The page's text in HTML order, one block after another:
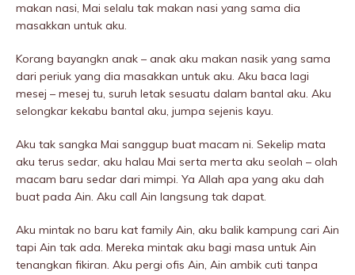
makan nasi, Mai selalu tak makan nasi yang sama dia
masakkan untuk aku.
Korang bayangkn anak – anak aku makan nasik yang sama
dari periuk yang dia masakkan untuk aku. Aku baca lagi
mesej – mesej tu, suruh letak sesuatu dalam bantal aku. Aku
selongkar kekabu bantal aku, jumpa sejenis kayu.
Aku tak sangka Mai sanggup buat macam ni. Sekelip mata
aku terus sedar, aku halau Mai serta merta aku seolah – olah
macam baru sedar dari mimpi. Ya Allah apa yang aku dah
buat pada Ain. Aku call Ain langsung tak dapat.
Aku mintak no baru kat family Ain, aku balik kampung cari Ain
tapi Ain tak ada. Mereka mintak aku bagi masa untuk Ain
tenangkan fikiran. Aku pergi ofis Ain, Ain ambik cuti tanpa